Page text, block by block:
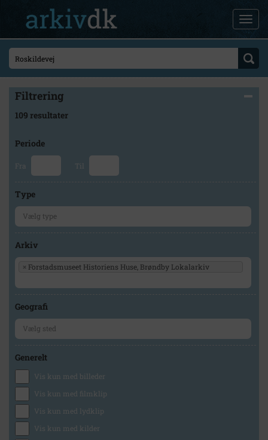
Filtrering
109 resultater
Periode
Fra Til
Type
Arkiv
× Forstadsmuseet Historiens Huse, Brøndby Lokalarkiv
Geografi
Generelt
Vis kun med billeder
Vis kun med filmklip
Vis kun med lydklip
Vis kun med kilder